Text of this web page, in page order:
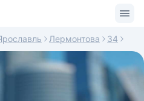
Лермонтова 34